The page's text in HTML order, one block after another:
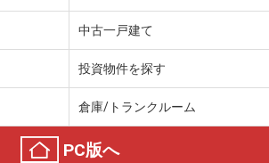
中古一戸建て
投資物件を探す
倉庫/トランクルーム
PC版へ